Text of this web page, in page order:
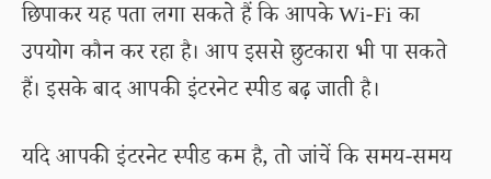
छिपाकर यह पता लगा सकते हैं कि आपके Wi-Fi का
उपयोग कौन कर रहा है। आप इससे छुटकारा भी पा सकते
हैं। इसके बाद आपकी इंटरनेट स्पीड बढ़ जाती है।
यदि आपकी इंटरनेट स्पीड कम है, तो जांचें कि समय-समय